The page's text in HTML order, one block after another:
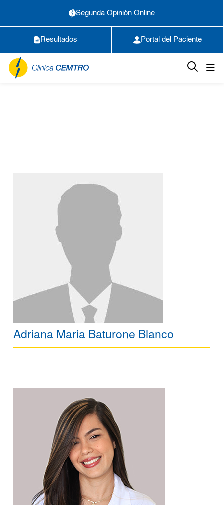
Segunda Opinión Online
Resultados Portal del Paciente
Adriana Maria Baturone Blanco